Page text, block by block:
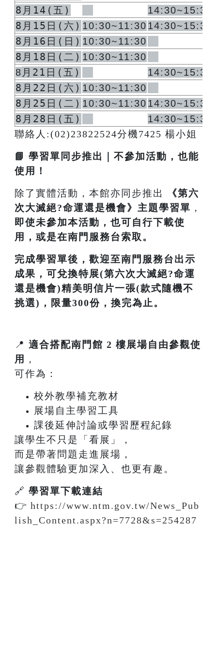
8月14(五) 14:30~15:30
8月15日(六) 10:30~11:30 14:30~15:30
8月16日(日) 10:30~11:30
8月18日(二) 10:30~11:30
8 月21日(五) 14:30~15:30
8月22日(六) 10:30~11:30
8月25日(二) 10:30~11:30 14:30~15:30
8月28日(五)
14:30~15:30
聯絡人:(02)23822524分機7425 楊小姐
📘 學習單同步推出｜不參加活動，也能
使用！
除了實體活動，本館亦同步推出 《第六
次大滅絕?命運還是機會》主題學習單 ，
即使未參加本活動，也可自行下載使
用，或是在南門服務台索取。
完成學習單後，歡迎至南門服務台出示
成果，可兌換特展(第六次大滅絕?命運
還是機會)精美明信片一張(款式隨機不
挑選)，限量300份，換完為止。
📍 適合搭配南門館 2 樓展場自由參觀使
用
，
可作為：
校外教學補充教材
展場自主學習工具
課後延伸討論或學習歷程紀錄
讓學生不只是「看展」，
而是帶著問題走進展場，
讓參觀體驗更加深入、也更有趣。
🔗 學習單下載連結
👉 https://www.ntm.gov.tw/News_Pub
lish_Content.aspx?n=7728&s=254287